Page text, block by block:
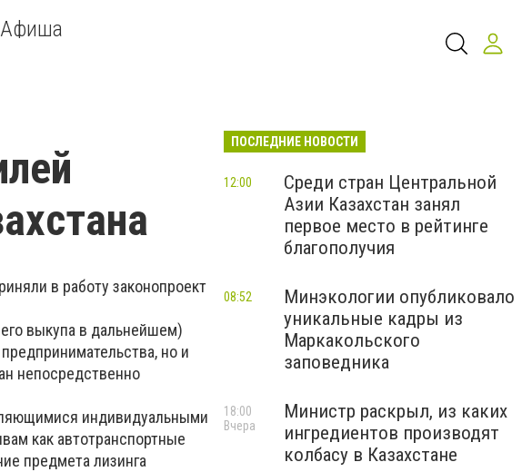
Афиша
в работу законопроект
выкупа в дальнейшем)
но и
непосредственно
индивидуальными
как автотранспортные
предмета лизинга
ПОСЛЕДНИЕ НОВОСТИ
Среди стран Центральной
Азии Казахстан занял
первое место в рейтинге
благополучия
12:00
Минэкологии опубликовало
уникальные кадры из
Маркакольского
заповедника
08:52
Министр раскрыл, из каких
ингредиентов производят
колбасу в Казахстане
18:00
Вчера